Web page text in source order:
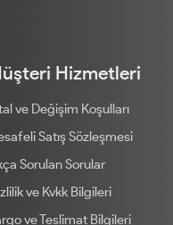
Hizmetleri
ve Değişim Koşulları
Satış Sözleşmesi
Sorulan Sorular
ve Kvkk Bilgileri
ve Teslimat Bilgileri